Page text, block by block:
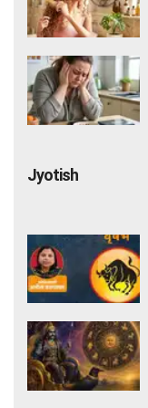
Jyotish